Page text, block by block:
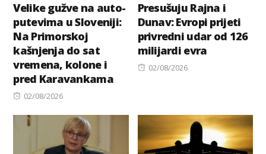
Velike gužve na auto-
putevima u Sloveniji:
Na Primorskoj
kašnjenja do sat
vremena, kolone i
pred Karavankama
Posted
02/08/2026
Presušuju Rajna i
Dunav: Evropi prijeti
privredni udar od 126
milijardi evra
Posted
02/08/2026